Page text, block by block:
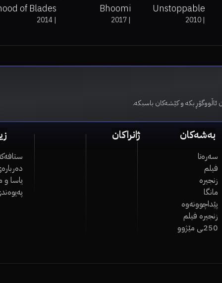
Unstoppable
|
2010
Bhoomi
|
2017
of Blades
|
2014
ئاڵووگۆڕ بکە و کێشەکان باسبکە.
بەشەکان
سەرەتا
فیلم
زنجیرە
مانگا
پێداچوونەوە
زنجیرە فیلم
250ـی مێژوو
ژانراکان
یاسا و